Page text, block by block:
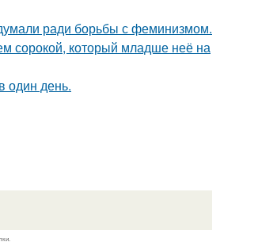
ради борьбы с феминизмом.
сорокой, который младше неё на
один день.